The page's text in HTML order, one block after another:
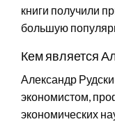
книги получили
большую
Кем является
Александр
экономистом,
экономических